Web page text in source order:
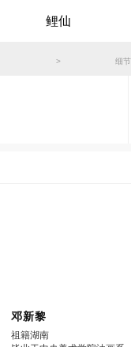
鲤仙
> 细
邓新黎
祖籍湖南